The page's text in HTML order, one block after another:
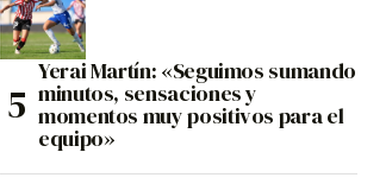
Yerai Martín: «Seguimos sumando
minutos, sensaciones y
momentos muy positivos para el
equipo»